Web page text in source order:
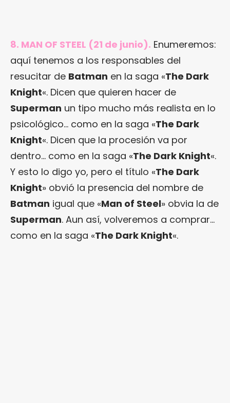
8. MAN OF STEEL (21 de junio). Enumeremos:
aquí tenemos a los responsables del
resucitar de Batman en la saga «The Dark
Knight«. Dicen que quieren hacer de
Superman un tipo mucho más realista en lo
psicológico… como en la saga «The Dark
Knight«. Dicen que la procesión va por
dentro… como en la saga «The Dark Knight«.
Y esto lo digo yo, pero el título «The Dark
Knight» obvió la presencia del nombre de
Batman igual que «Man of Steel» obvia la de
Superman. Aun así, volveremos a comprar…
como en la saga «The Dark Knight«.